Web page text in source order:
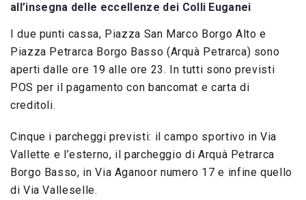
all’insegna delle eccellenze dei Colli Euganei
I due punti cassa, Piazza San Marco Borgo Alto e
Piazza Petrarca Borgo Basso (Arquà Petrarca) sono
aperti dalle ore 19 alle ore 23. In tutti sono previsti
POS per il pagamento con bancomat e carta di
creditoli.
Cinque i parcheggi previsti: il campo sportivo in Via
Vallette e l’esterno, il parcheggio di Arquà Petrarca
Borgo Basso, in Via Aganoor numero 17 e infine quello
di Via Valleselle.